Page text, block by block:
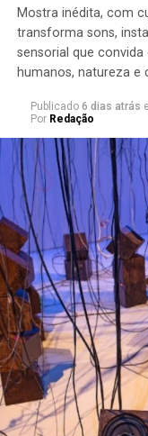
Mostra inédita, com
transforma sons,
sensorial que
humanos, natureza e
Publicado 6 dias atrás
Por Redação